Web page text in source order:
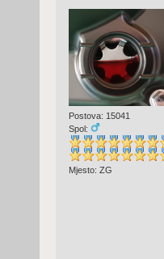
Postova: 15041
Spol:
Mjesto: ZG